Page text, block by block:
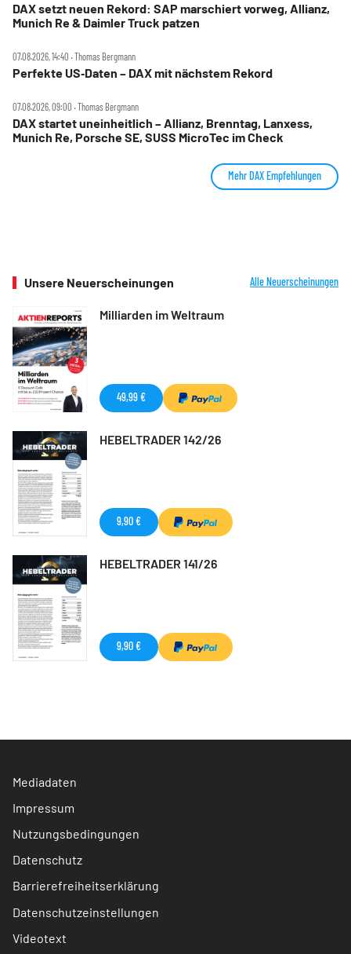
DAX setzt neuen Rekord: SAP marschiert vorweg, Allianz,
Munich Re & Daimler Truck patzen
07.08.2026, 14:40 ‧ Thomas Bergmann
Perfekte US‑Daten – DAX mit nächstem Rekord
07.08.2026, 09:00 ‧ Thomas Bergmann
DAX startet uneinheitlich – Allianz, Brenntag, Lanxess,
Munich Re, Porsche SE, SUSS MicroTec im Check
Mehr DAX Empfehlungen
Unsere Neuerscheinungen Alle Neuerscheinungen
Milliarden im Weltraum
49,99 €
HEBELTRADER 142/26
9,90 €
HEBELTRADER 141/26
9,90 €
Mediadaten
Impressum
Nutzungsbedingungen
Datenschutz
Barrierefreiheitserklärung
Datenschutzeinstellungen
Videotext